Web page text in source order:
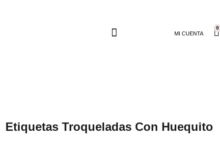
MI CUENTA
0
Etiquetas Troqueladas Con Huequito